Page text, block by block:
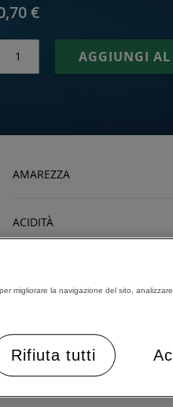
€
AGGIUNGI AL
AMAREZZA
ACIDITÀ
migliorare la navigazione del sito,
Rifiuta tutti